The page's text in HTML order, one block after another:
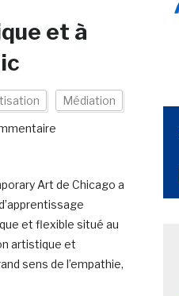
et à
Médiation
Art de Chicago a
et flexible situé au
artistique et
sens de l’empathie,